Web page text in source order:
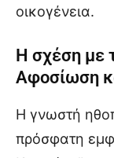
οικογένεια.
Η σχέση με
Αφοσίωση
Η γνωστή
πρόσφατη